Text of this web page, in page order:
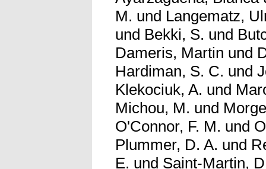
M. und Langematz,
und Bekki, S. und
Dameris, Martin und
Hardiman, S. C. und
Klekociuk, A. und
Michou, M. und
O'Connor, F. M. und
Plummer, D. A. und
E. und Saint-Martin,